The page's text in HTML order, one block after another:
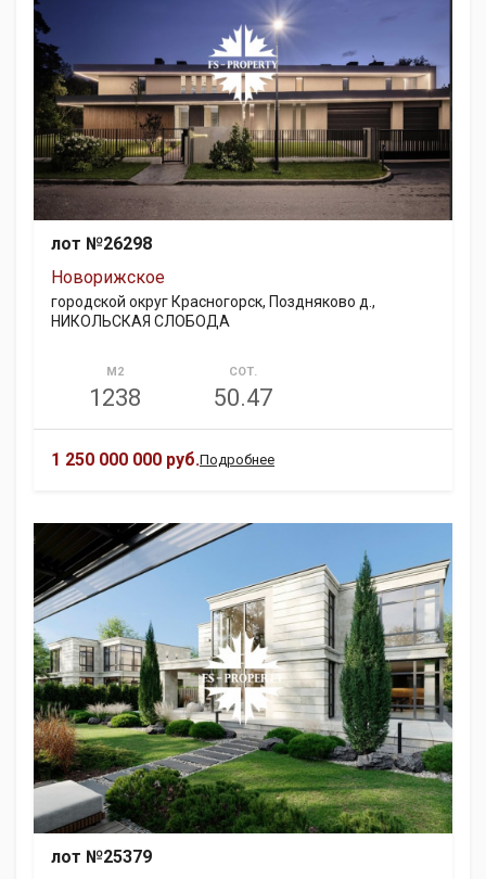
лот №26298
Новорижское
городской округ Красногорск, Поздняково д.,
НИКОЛЬСКАЯ СЛОБОДА
М2
1238
СОТ.
50.47
1 250 000 000 руб.Подробнее
лот №25379